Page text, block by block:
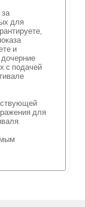
для
и
с подачей
для